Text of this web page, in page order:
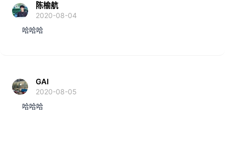
陈榆航
2020-08-04
哈哈哈
GAI
2020-08-05
哈哈哈